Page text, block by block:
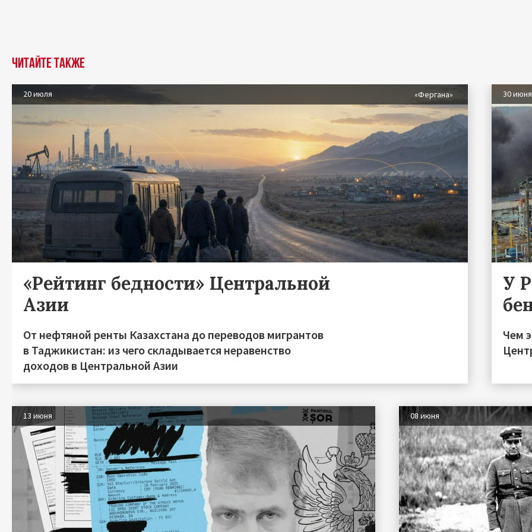
Читайте также
20 июля «Фергана»
«Рейтинг бедности» Центральной
Азии
От нефтяной ренты Казахстана до переводов мигрантов
в Таджикистан: из чего складывается неравенство
доходов в Центральной Азии
30 июня
У
Чем
13 июня 08 июня